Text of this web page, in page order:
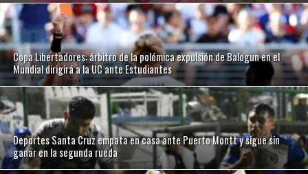
Copa Libertadores: árbitro de la polémica expulsión de Balogun en el
Mundial dirigirá a la UC ante Estudiantes
Deportes Santa Cruz empata en casa ante Puerto Montt y sigue sin
ganar en la segunda rueda